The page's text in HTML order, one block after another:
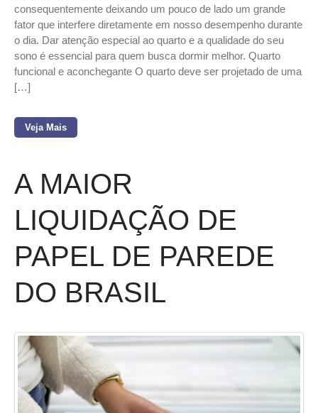
consequentemente deixando um pouco de lado um grande
fator que interfere diretamente em nosso desempenho durante
o dia. Dar atenção especial ao quarto e a qualidade do seu
sono é essencial para quem busca dormir melhor. Quarto
funcional e aconchegante O quarto deve ser projetado de uma
[…]
Veja Mais
A MAIOR
LIQUIDAÇÃO DE
PAPEL DE PAREDE
DO BRASIL